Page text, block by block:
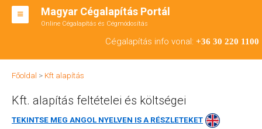
Magyar Cégalapítás Portál
Online Cégalapítás és Cégmódosítás
Cégalapítás info vonal: +36 30 220 1100
BT ALAPÍTÁS
CÉGMÓDOSÍTÁS
Főoldal > Kft alapítás
Kft. alapítás feltételei és költségei
TEKINTSE MEG ANGOL NYELVEN IS A RÉSZLETEKET